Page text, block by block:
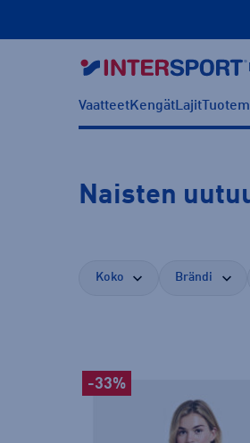
VaatteetKengätLajit
Naisten
Koko Brändi
-33%